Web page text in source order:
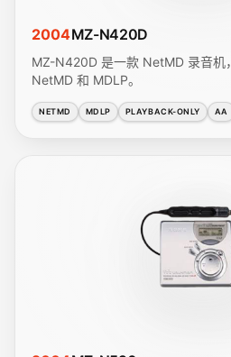
2004MZ-N420D
MZ-N420D 是一款 NetMD 录音机
NetMD 和 MDLP。
NETMD MDLP PLAYBACK-ONLY AA